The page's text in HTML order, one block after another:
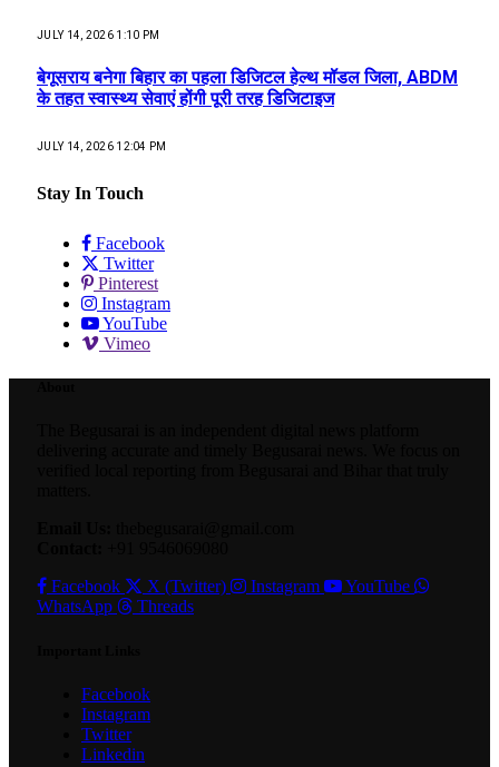
JULY 14, 2026 1:10 PM
बेगूसराय बनेगा बिहार का पहला डिजिटल हेल्थ मॉडल जिला, ABDM
के तहत स्वास्थ्य सेवाएं होंगी पूरी तरह डिजिटाइज
JULY 14, 2026 12:04 PM
Stay In Touch
Facebook
Twitter
Pinterest
Instagram
YouTube
Vimeo
Facebook
X (Twitter) Instagram
YouTube
WhatsApp
Threads
Facebook
Instagram
Twitter
Linkedin